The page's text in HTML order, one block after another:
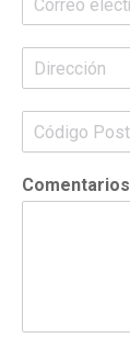
Comentarios